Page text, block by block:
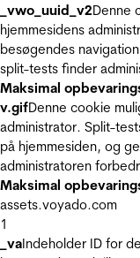
_vwo_uuid_v2Denne
hjemmesidens
besøgendes
split-tests finder
Maksimal
v.gifDenne cookie
administrator. Split-
på hjemmesiden, og
administratoren
Maksimal
assets.voyado.com
1
_vaIndeholder ID for